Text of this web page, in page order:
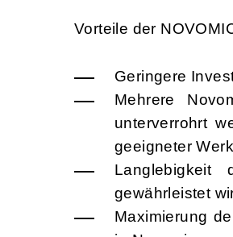
Vorteile der
Geringere
Mehrere
unterverrohrt
geeigneter
gewährleistet
Maximierung